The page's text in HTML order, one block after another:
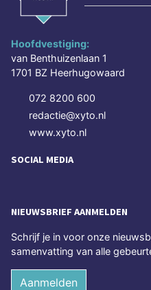
Hoofdvestiging:
van Benthuizenlaan 1
1701 BZ Heerhugowaard
072 8200 600
redactie@xyto.nl
www.xyto.nl
SOCIAL MEDIA
NIEUWSBRIEF AANMELDEN
Schrijf je in voor onze
samenvatting van alle
Aanmelden